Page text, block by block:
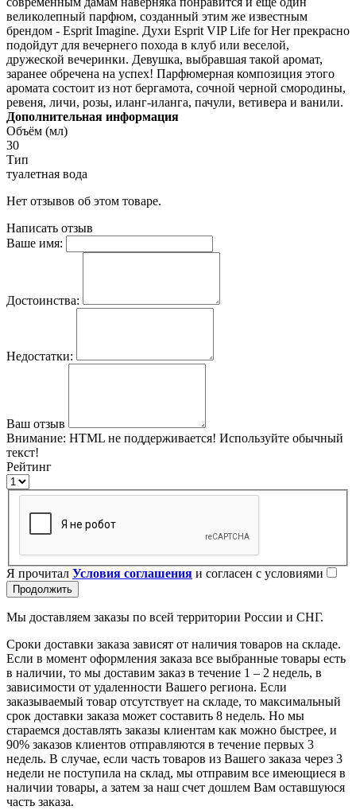
великолепный парфюм, созданный этим же известным
брендом - Esprit Imagine. Духи Esprit VIP Life for Her прекрасно
подойдут для вечернего похода в клуб или веселой,
дружеской вечеринки. Девушка, выбравшая такой аромат,
заранее обречена на успех! Парфюмерная композиция этого
аромата состоит из нот бергамота, сочной черной смородины,
ревеня, личи, розы, иланг-иланга, пачули, ветивера и ванили.
Дополнительная информация
Объём (мл)
30
Тип
туалетная вода
Нет отзывов об этом товаре.
Написать отзыв
Ваше имя:
Достоинства:
Недостатки:
Ваш отзыв
Внимание: HTML не поддерживается! Используйте обычный
текст!
Рейтинг
Я прочитал Условия соглашения и согласен с условиями
Продолжить
Мы доставляем заказы по всей территории России и СНГ.
Сроки доставки заказа зависят от наличия товаров на складе.
Если в момент оформления заказа все выбранные товары есть
в наличии, то мы доставим заказ в течение 1 – 2 недель, в
зависимости от удаленности Вашего региона. Если
заказываемый товар отсутствует на складе, то максимальный
срок доставки заказа может составить 8 недель. Но мы
стараемся доставлять заказы клиентам как можно быстрее, и
90% заказов клиентов отправляются в течение первых 3
недель. В случае, если часть товаров из Вашего заказа через 3
недели не поступила на склад, мы отправим все имеющиеся в
наличии товары, а затем за наш счет дошлем Вам оставшуюся
часть заказа.